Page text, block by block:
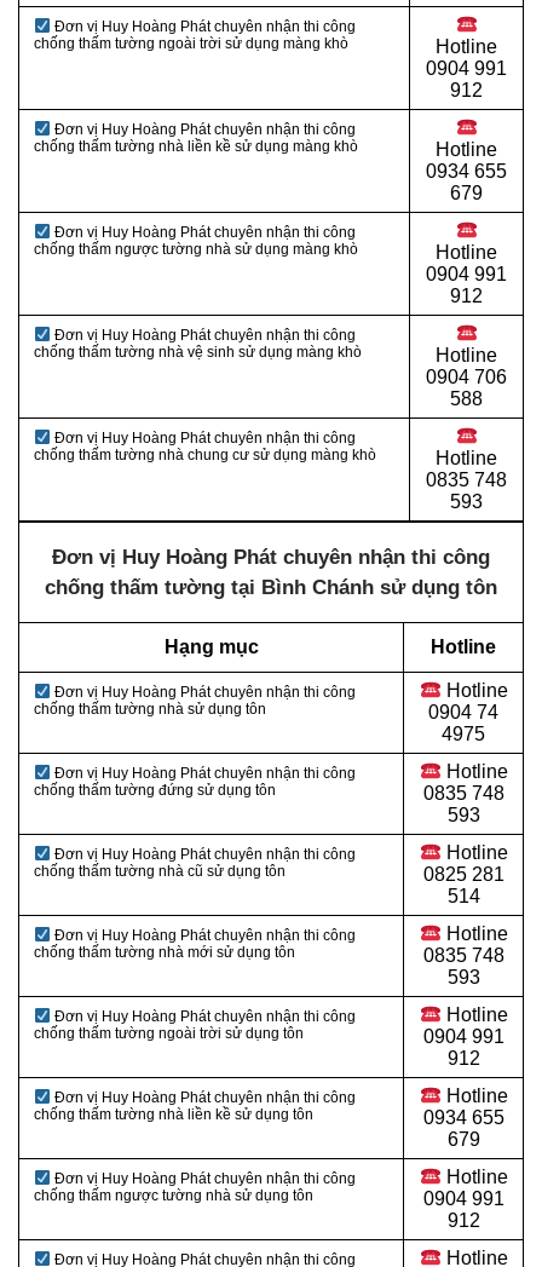
Đơn vị Huy Hoàng Phát chuyên nhận thi công
chống thấm tường ngoài trời sử dụng màng khò
Hotline
0904 991
912
Đơn vị Huy Hoàng Phát chuyên nhận thi công
chống thấm tường nhà liền kề sử dụng màng khò
Hotline
0934 655
679
Đơn vị Huy Hoàng Phát chuyên nhận thi công
chống thấm ngược tường nhà sử dụng màng khò
Hotline
0904 991
912
Đơn vị Huy Hoàng Phát chuyên nhận thi công
chống thấm tường nhà vệ sinh sử dụng màng khò
Hotline
0904 706
588
Đơn vị Huy Hoàng Phát chuyên nhận thi công
chống thấm tường nhà chung cư sử dụng màng khò
Hotline
0835 748
593
Đơn vị Huy Hoàng Phát chuyên nhận thi công
chống thấm tường tại Bình Chánh sử dụng tôn
Hạng mục Hotline
Đơn vị Huy Hoàng Phát chuyên nhận thi công
chống thấm tường nhà sử dụng tôn
Hotline
0904 74
4975
Đơn vị Huy Hoàng Phát chuyên nhận thi công
chống thấm tường đứng sử dụng tôn
Hotline
0835 748
593
Đơn vị Huy Hoàng Phát chuyên nhận thi công
chống thấm tường nhà cũ sử dụng tôn
Hotline
0825 281
514
Đơn vị Huy Hoàng Phát chuyên nhận thi công
chống thấm tường nhà mới sử dụng tôn
Hotline
0835 748
593
Đơn vị Huy Hoàng Phát chuyên nhận thi công
chống thấm tường ngoài trời sử dụng tôn
Hotline
0904 991
912
Đơn vị Huy Hoàng Phát chuyên nhận thi công
chống thấm tường nhà liền kề sử dụng tôn
Hotline
0934 655
679
Đơn vị Huy Hoàng Phát chuyên nhận thi công
chống thấm ngược tường nhà sử dụng tôn
Hotline
0904 991
912
Đơn vị Huy Hoàng Phát chuyên nhận thi công Hotline